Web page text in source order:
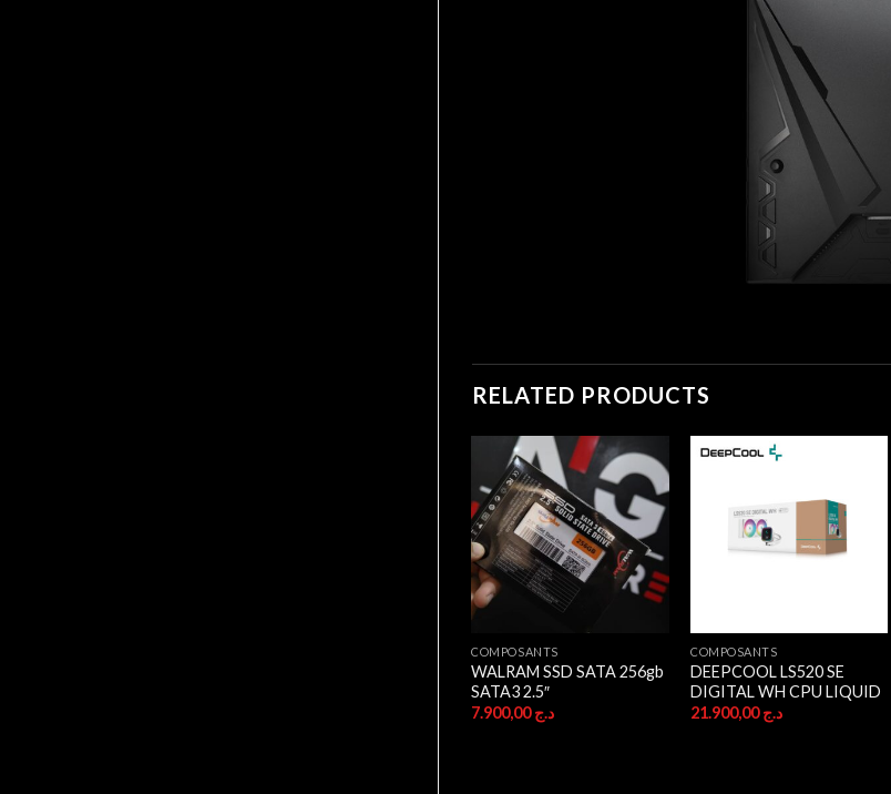
RELATED PRODUCTS
COMPOSANTS
WALRAM SSD SATA 256gb
SATA3 2.5″
د.ج7.900,00
COMPOSANTS
DEEPCOOL LS520 SE
DIGITAL WH CPU LIQUID
د.ج21.900,00